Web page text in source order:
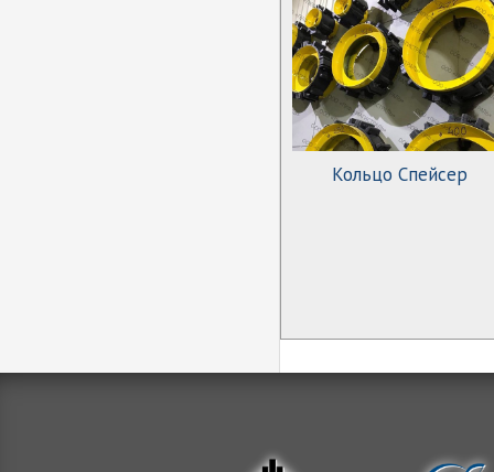
Кольцо Спейсер